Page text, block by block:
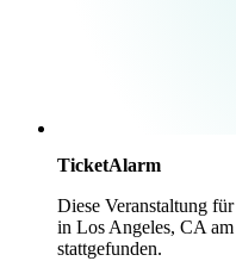
TicketAlarm
Diese Veranstaltung für
in Los Angeles, CA am
stattgefunden.